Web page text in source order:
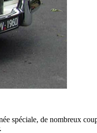
spéciale, de nombreux